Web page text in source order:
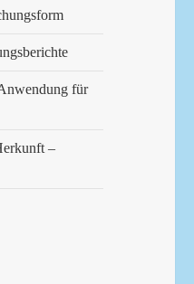
für
–